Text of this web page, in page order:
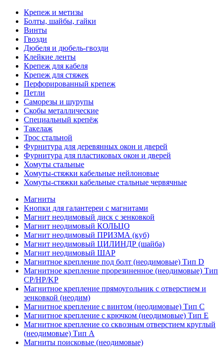
Крепеж и метизы
Болты, шайбы, гайки
Винты
Гвозди
Дюбеля и дюбель-гвозди
Клейкие ленты
Крепеж для кабеля
Крепеж для стяжек
Перфорированный крепеж
Петли
Саморезы и шурупы
Скобы металлические
Специальный крепёж
Такелаж
Трос стальной
Фурнитура для деревянных окон и дверей
Фурнитура для пластиковых окон и дверей
Хомуты стальные
Хомуты-стяжки кабельные нейлоновые
Хомуты-стяжки кабельные стальные червячные
Магниты
Кнопки для галантереи с магнитами
Магнит неодимовый диск с зенковкой
Магнит неодимовый КОЛЬЦО
Магнит неодимовый ПРИЗМА (куб)
Магнит неодимовый ЦИЛИНДР (шайба)
Магнит неодимовый ШАР
Магнитное крепление под болт (неодимовые) Тип D
Магнитное крепление прорезиненное (неодимовые) Тип
CP/HP/KP
Магнитное крепление прямоугольник с отверстием и
зенковкой (неодим)
Магнитное крепление с винтом (неодимовые) Тип С
Магнитное крепление с крючком (неодимовые) Тип Е
Магнитное крепление со сквозным отверстием круглый
(неодимовые) Тип А
Магниты поисковые (неодимовые)